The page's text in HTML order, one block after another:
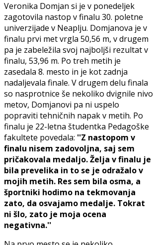
Veronika Domjan si je v ponedeljek
zagotovila nastop v finalu 30. poletne
univerzijade v Neaplju. Domjanova je v
finalu prvi met vrgla 50,56 m, v drugem
pa je zabeležila svoj najboljši rezultat v
finalu, 53,96 m. Po treh metih je
zasedala 8. mesto in je kot zadnja
nadaljevala finale. V drugem delu finala
so nasprotnice še nekoliko dvignile nivo
metov, Domjanovi pa ni uspelo
popraviti tehničnih napak v metih. Po
finalu je 22-letna študentka Pedagoške
fakultete povedala: ''Z nastopom v
finalu nisem zadovoljna, saj sem
pričakovala medaljo. Želja v finalu je
bila prevelika in to se je odražalo v
mojih metih. Res sem bila osma, a
športniki hodimo na tekmovanja
zato, da osvajamo medalje. Tokrat
ni šlo, zato je moja ocena
negativna.''